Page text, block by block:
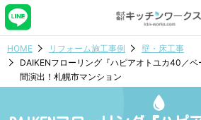
HOME リフォーム施工事例
壁・床工事
DAIKENフローリング『ハピアオトユカ40／
間演出！札幌市マンション